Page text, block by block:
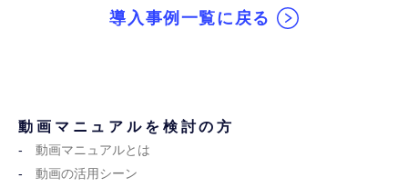
導入事例一覧に戻る
動画マニュアルを検討の方
動画マニュアルとは
動画の活用シーン